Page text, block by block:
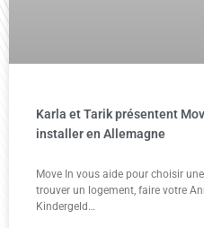
Karla et Tarik présentent
installer en Allemagne
Move In vous aide pour choisir
trouver un logement, faire votre
Kindergeld…